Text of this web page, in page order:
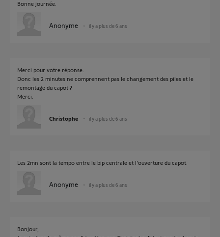
Bonne journée.
Anonyme il y a plus de 6 ans
Merci pour votre réponse.
Donc les 2 minutes ne comprennent pas le changement des piles et le
remontage du capot ?
Merci.
Christophe il y a plus de 6 ans
Les 2mn sont la tempo entre le bip centrale et l'ouverture du capot.
Anonyme il y a plus de 6 ans
Bonjour,